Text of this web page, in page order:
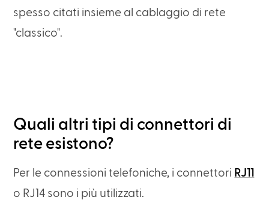
spesso citati insieme al cablaggio di rete
"classico".
Quali altri tipi di connettori di
rete esistono?
Per le connessioni telefoniche, i connettori RJ11
o RJ14 sono i più utilizzati.